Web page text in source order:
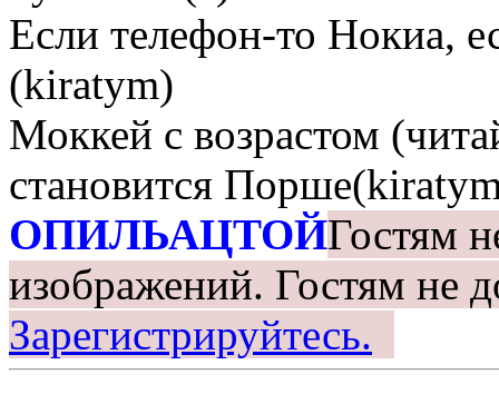
Если телефон-то Нокиа,
(kiratym)
Моккей с возрастом
становится
ОПИЛЬАЦТОЙГостям
изображений. Гостям не
Зарегистрируйтесь.